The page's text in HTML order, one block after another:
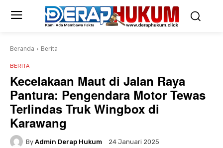
Beranda Berita
BERITA
Kecelakaan Maut di Jalan Raya
Pantura: Pengendara Motor Tewas
Terlindas Truk Wingbox di
Karawang
By Admin Derap Hukum 24 Januari 2025